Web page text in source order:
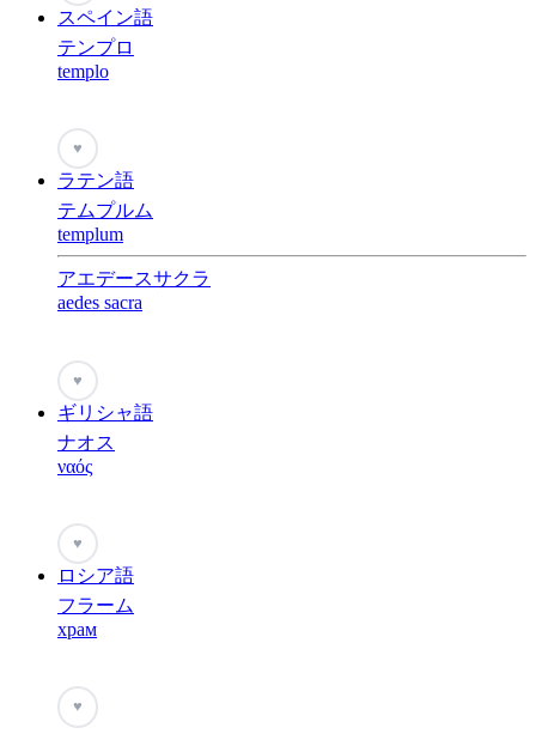
スペイン語
テンプロ
templo
♥
ラテン語
テムプルム
templum
アエデースサクラ
aedes sacra
♥
ギリシャ語
ナオス
ναός
♥
ロシア語
フラーム
храм
♥